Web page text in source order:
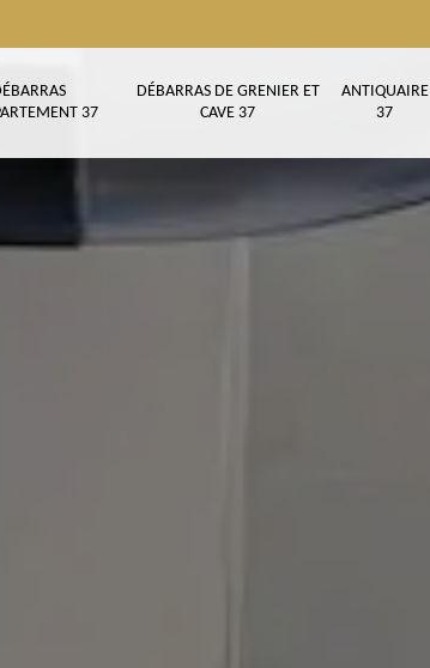
37
DÉBARRAS DE GRENIER ET
CAVE 37
ANTIQUAIRE
37